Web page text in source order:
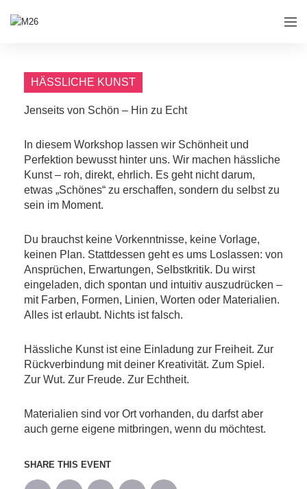
HÄSSLICHE KUNST
Jenseits von Schön – Hin zu Echt
In diesem Workshop lassen wir Schönheit und
Perfektion bewusst hinter uns. Wir machen hässliche
Kunst – roh, direkt, ehrlich. Es geht nicht darum,
etwas „Schönes“ zu erschaffen, sondern du selbst zu
sein im Moment.
Du brauchst keine Vorkenntnisse, keine Vorlage,
keinen Plan. Stattdessen geht es ums Loslassen: von
Ansprüchen, Erwartungen, Selbstkritik. Du wirst
eingeladen, dich spontan und intuitiv auszudrücken –
mit Farben, Formen, Linien, Worten oder Materialien.
Alles ist erlaubt. Nichts ist falsch.
Hässliche Kunst ist eine Einladung zur Freiheit. Zur
Rückverbindung mit deiner Kreativität. Zum Spiel.
Zur Wut. Zur Freude. Zur Echtheit.
Materialien sind vor Ort vorhanden, du darfst aber
auch gerne eigene mitbringen, wenn du möchtest.
SHARE THIS EVENT